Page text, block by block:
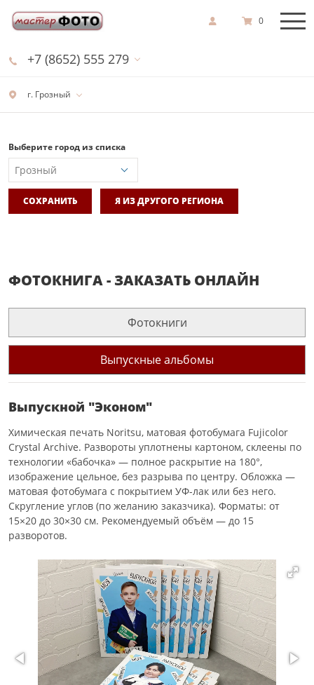
г. Грозный
+7 (8652) 555 279
0
Выберите город из списка
СОХРАНИТЬ Я ИЗ ДРУГОГО РЕГИОНА
ФОТОКНИГА - ЗАКАЗАТЬ ОНЛАЙН
Фотокниги
Выпускные альбомы
Выпускной "Эконом"
Химическая печать Noritsu, матовая фотобумага Fujicolor
Crystal Archive. Развороты уплотнены картоном, склеены по
технологии «бабочка» — полное раскрытие на 180°,
изображение цельное, без разрыва по центру. Обложка —
матовая фотобумага с покрытием УФ-лак или без него.
Скругление углов (по желанию заказчика). Форматы: от
15×20 до 30×30 см. Рекомендуемый объём — до 15
разворотов.